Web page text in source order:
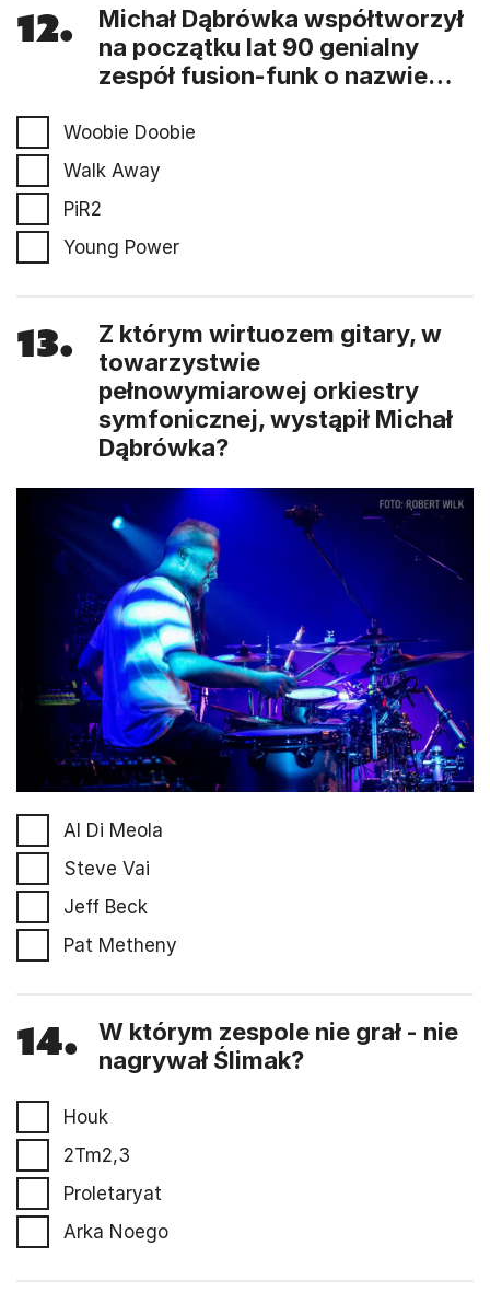
12.
Michał Dąbrówka współtworzył
na początku lat 90 genialny
zespół fusion-funk o nazwie…
Woobie Doobie
Walk Away
PiR2
Young Power
13.
Z którym wirtuozem gitary, w
towarzystwie
pełnowymiarowej orkiestry
symfonicznej, wystąpił Michał
Dąbrówka?
Al Di Meola
Steve Vai
Jeff Beck
Pat Metheny
14.
W którym zespole nie grał - nie
nagrywał Ślimak?
Houk
2Tm2,3
Proletaryat
Arka Noego